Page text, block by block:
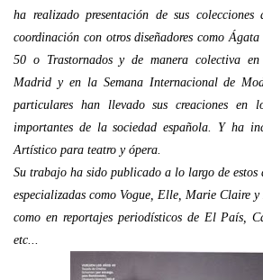
ha realizado presentación de sus
coordinación con otros diseñadores como
50 o Trastornados y de manera colectiva
Madrid y en la Semana Internacional de
particulares han llevado sus creaciones en
importantes de la sociedad española. Y ha
Artístico para teatro y ópera.
Su trabajo ha sido publicado a lo largo de estos
especializadas como Vogue, Elle, Marie Claire
como en reportajes periodísticos de El País,
etc...